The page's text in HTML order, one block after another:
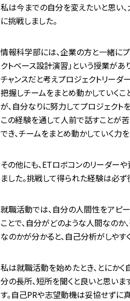
私は今までの自分を変えたいと思い
に挑戦しました。
情報科学部には、企業の方と一緒に
クトベース設計演習」という授業があ
チャンスだと考えプロジェクトリーダ
把握しチームをまとめ動かしていく
が、自分なりに努力してプロジェクト
この経験を通して人前で話すことが
でき、チームをまとめ動かしていく力
その他にも、ETロボコンのリーダー
ました。挑戦して得られた経験は必ず
就職活動では、自分の人間性をアピ
ことで、自分がどのような人間なの
なのかが分かると、自己分析がしやす
私は就職活動を始めたとき、とにか
分の長所、短所を聞くと良いと思い
す。自己PRや志望動機は妥協せずに